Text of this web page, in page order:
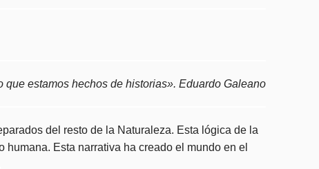
estamos hechos de historias». Eduardo Galeano
del resto de la Naturaleza. Esta lógica de la
Esta narrativa ha creado el mundo en el